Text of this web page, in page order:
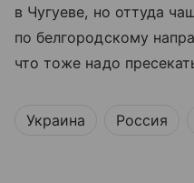
в Чугуеве, но оттуда
по белгородскому
что тоже надо
Украина Россия